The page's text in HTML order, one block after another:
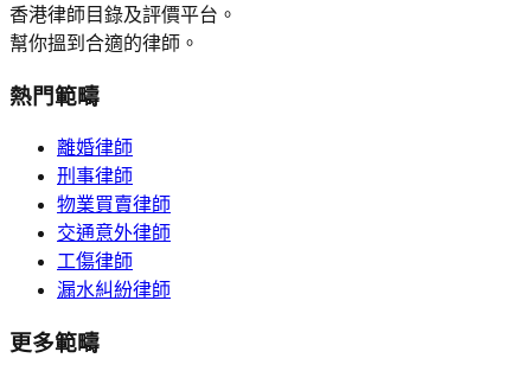
香港律師目錄及評價平台。
幫你搵到合適的律師。
熱門範疇
離婚律師
刑事律師
物業買賣律師
交通意外律師
工傷律師
漏水糾紛律師
更多範疇